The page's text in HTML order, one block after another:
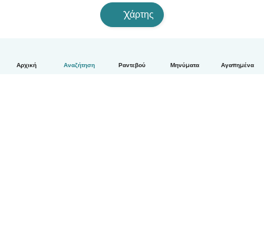
Αρχική Αναζήτηση Ραντεβού Μηνύματα Αγαπημένα
Χάρτης